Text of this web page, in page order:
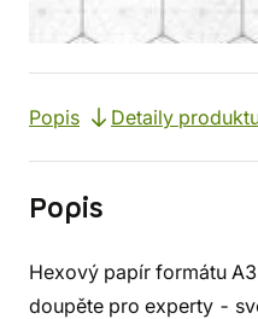
Popis Detaily
Popis
Hexový papír formátu
doupěte pro experty -